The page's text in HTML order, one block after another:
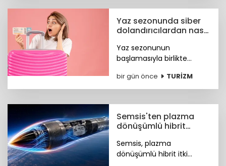
Yaz sezonunda siber
dolandırıcılardan nasıl
Yaz sezonunun
başlamasıyla birlikte
hareketlilik, siber suçlular
için finansal kazanç odaklı
nasıl korunacağız?
bir gün önce TURİZM
Semsis'ten plazma
dönüşümlü hibrit
Semsis, plazma
dönüşümlü hibrit itki